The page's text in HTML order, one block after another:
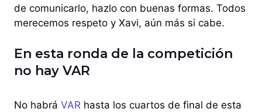
de comunicarlo, hazlo con buenas formas. Todos
merecemos respeto y Xavi, aún más si cabe.
En esta ronda de la competición
no hay VAR
No habrá VAR hasta los cuartos de final de esta